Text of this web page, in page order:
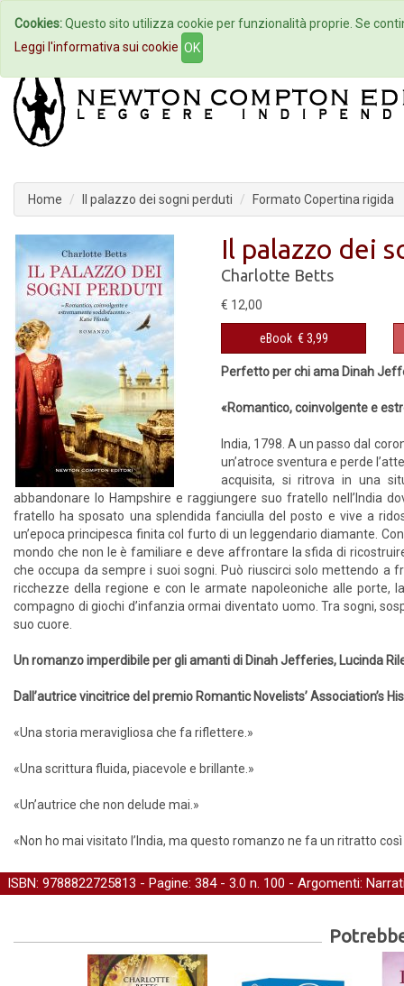
Home Autori Eventi
Home Il palazzo dei sogni perduti Formato Copertina rigida
Il palazzo dei
Charlotte Betts
€ 12,00
eBook € 3,99
Perfetto per chi ama Dinah
«Romantico, coinvolgente e
India, 1798. A un passo dal
un’atroce sventura e perde
acquisita, si ritrova in una
abbandonare lo Hampshire e raggiungere suo fratello nell’India
fratello ha sposato una splendida fanciulla del posto e vive a
un’epoca principesca finita col furto di un leggendario diamante.
mondo che non le è familiare e deve affrontare la sfida di
che occupa da sempre i suoi sogni. Può riuscirci solo mettendo
ricchezze della regione e con le armate napoleoniche alle porte,
compagno di giochi d’infanzia ormai diventato uomo. Tra sogni,
suo cuore.
Un romanzo imperdibile per gli amanti di Dinah Jefferies, Lucinda
Dall’autrice vincitrice del premio Romantic Novelists’ Association’s
«Una storia meravigliosa che fa riflettere.»
«Una scrittura fluida, piacevole e brillante.»
«Un’autrice che non delude mai.»
«Non ho mai visitato l’India, ma questo romanzo ne fa un ritratto
ISBN: 9788822725813 - Pagine: 384 - 3.0 n. 100 - Argomenti:
Cookies:Questo sito utilizza cookie per funzionalità proprie. Se
Leggi l'informativa sui cookie OK